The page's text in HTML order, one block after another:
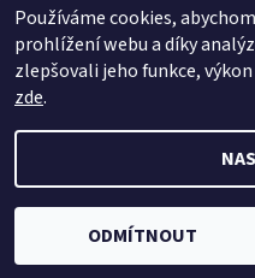
2026 © ZooZverimex,
Používáme cookies,
prohlížení webu a díky
zlepšovali jeho funkce,
zde.
ODMÍTNOUT